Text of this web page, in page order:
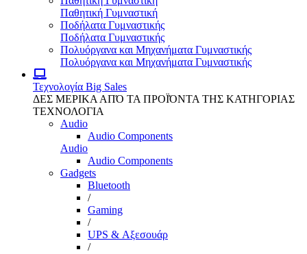
Παθητική Γυμναστική
Ποδήλατα Γυμναστικής
Ποδήλατα Γυμναστικής
Πολυόργανα και Μηχανήματα Γυμναστικής
Πολυόργανα και Μηχανήματα Γυμναστικής
Τεχνολογία Big Sales
ΔΕΣ ΜΕΡΙΚΑ ΑΠΌ ΤΑ ΠΡΟΪΌΝΤΑ ΤΗΣ ΚΑΤΗΓΟΡΙΑΣ
ΤΕΧΝΟΛΟΓΙΑ
Audio
Audio Components
Audio
Audio Components
Gadgets
Bluetooth
/
Gaming
/
UPS & Αξεσουάρ
/